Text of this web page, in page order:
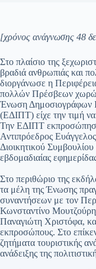
[χρόνος ανάγνωσης 48
Στο πλαίσιο της
βραδιά ανθρωπιάς και
διοργάνωσε η
πολλών Πρέσβεων
Ένωση Δημοσιογράφων
(ΕΔΙΠΤ) είχε την τιμή
Την ΕΔΙΠΤ
Αντιπρόεδρος
Διοικητικού
εβδομαδιαίας
Στο περιθώριο της
τα μέλη της Ένωσης
συναντήσεων με τον
Κωνσταντίνο
Παναγιώτη Χριστόφα,
εκπροσώπους. Στο
ζητήματα τουριστικής
ανάδειξης της